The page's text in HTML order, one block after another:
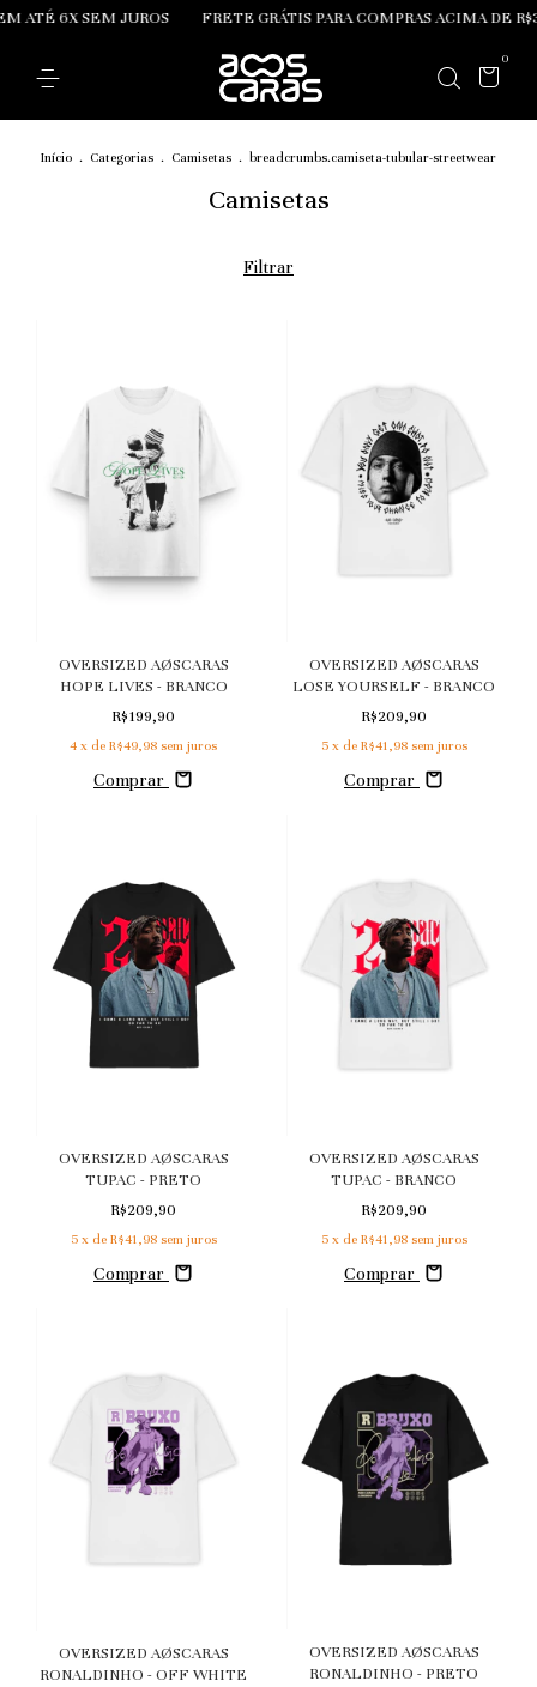
ATÉ 6X SEM JUROS FRETE GRÁTIS PARA COMPRAS ACIMA DE
0
Início . Categorias . Camisetas . breadcrumbs.camiseta-tubular-streetwear
Camisetas
Filtrar
OVERSIZED AØSCARAS
HOPE LIVES - BRANCO
R$199,90
4 x de R$49,98 sem juros
Comprar
OVERSIZED AØSCARAS
LOSE YOURSELF - BRANCO
R$209,90
5 x de R$41,98 sem juros
Comprar
OVERSIZED AØSCARAS
TUPAC - PRETO
R$209,90
5 x de R$41,98 sem juros
Comprar
OVERSIZED AØSCARAS
TUPAC - BRANCO
R$209,90
5 x de R$41,98 sem juros
Comprar
OVERSIZED AØSCARAS
RONALDINHO - OFF WHITE
OVERSIZED AØSCARAS
RONALDINHO - PRETO